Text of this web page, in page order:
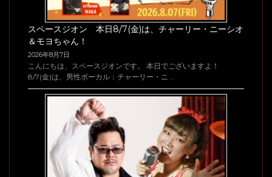
スペースジオン 本日8/7(金)は、チャーリー・ニーシオ
＆モヨちゃん！
2026年8月7日
こんにちは、スペースジオンです。 本日でございますよ！
8/7(金)は、男性ボーカル：チャーリー・ニ …